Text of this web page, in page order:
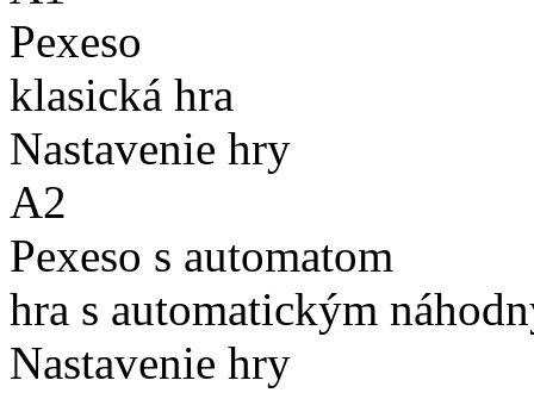
Pexeso
klasická hra
Nastavenie hry
A2
Pexeso s automatom
hra s automatickým
Nastavenie hry